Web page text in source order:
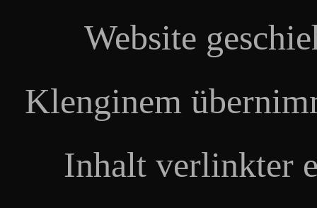
Website
Klenginem
Inhalt verlinkter